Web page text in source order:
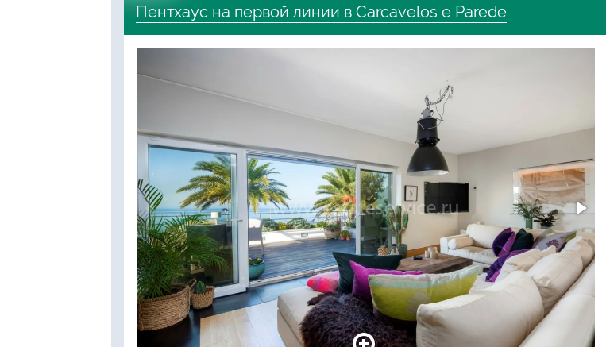
Пентхаус на первой линии в Carcavelos e Parede